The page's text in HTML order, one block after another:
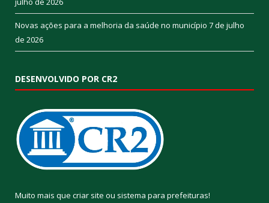
Novas ações para a melhoria da saúde no município 7 de julho
de 2026
DESENVOLVIDO POR CR2
Muito mais que criar site ou sistema para prefeituras!